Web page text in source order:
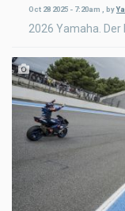
Oct 28 2025 - 7:20am by
2026 Yamaha.